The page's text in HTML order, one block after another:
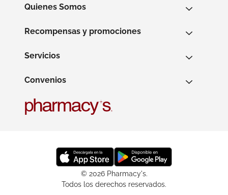
Quienes Somos
Recompensas y promociones
Servicios
Convenios
© 2026 Pharmacy's.
Todos los derechos reservados.